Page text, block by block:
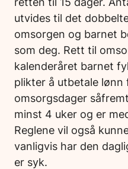
utvides til det
omsorgen og barnet
som deg. Rett til
kalenderåret barnet
plikter å utbetale
omsorgsdager
minst 4 uker og er
Reglene vil også
vanligvis har den
er syk.